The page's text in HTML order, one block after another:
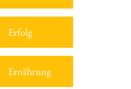
Erfolg
Ernährung